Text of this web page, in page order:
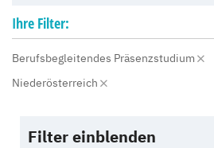
Ihre Filter:
Berufsbegleitendes Präsenzstudium
Niederösterreich
Filter einblenden